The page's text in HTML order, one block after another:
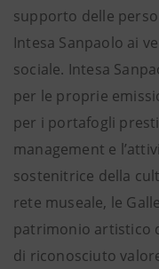
supporto delle
Intesa Sanpaolo ai
sociale. Intesa
per le proprie
per i portafogli
management e
sostenitrice della
rete museale, le
patrimonio artistico
di riconosciuto